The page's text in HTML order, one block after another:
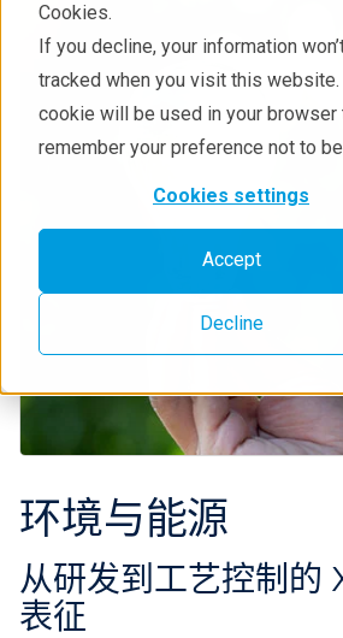
Cookies.
If you decline, your information
tracked when you visit this
cookie will be used in your browser
remember your preference not to
Cookies settings
Accept
Decline
环境与能源
从研发到工艺控制的
表征